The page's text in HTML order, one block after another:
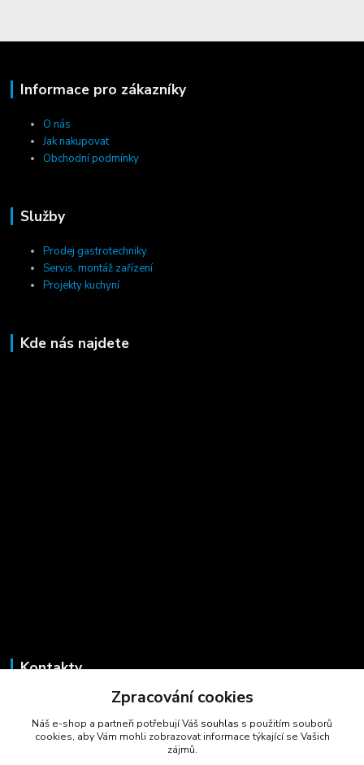
Informace pro zákazníky
O nás
Jak nakupovat
Obchodní podmínky
Služby
Prodej gastrotechniky
Servis, montáž zařízení
Projekty kuchyní
Kde nás najdete
Kontakty
+420 723 725 881
(Po-Pá, 8-16 hod.)
Zpracování cookies
Náš e-shop a partneři potřebují Váš souhlas s použitím souborů
cookies, aby Vám mohli zobrazovat informace týkající se Vašich
zájmů.